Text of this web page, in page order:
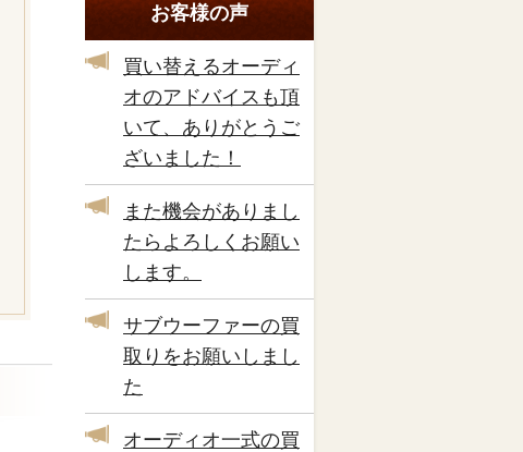
お客様の声
買い替えるオーディ
オのアドバイスも頂
いて、ありがとうご
ざいました！
また機会がありまし
たらよろしくお願い
します。
サブウーファーの買
取りをお願いしまし
た
オーディオ一式の買